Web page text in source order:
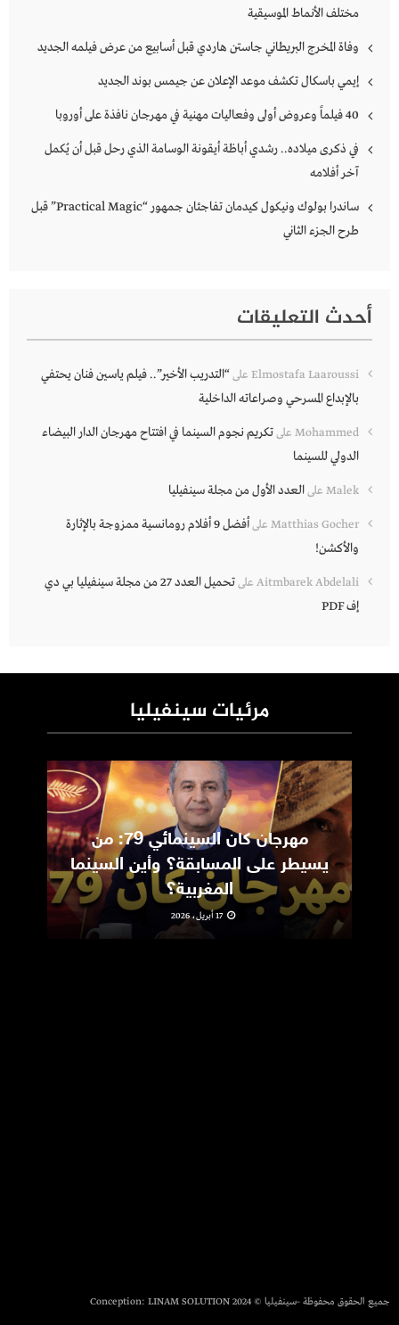
مختلف الأنماط الموسيقية
وفاة المخرج البريطاني جاستن هاردي قبل أسابيع من عرض فيلمه الجديد
إيمي باسكال تكشف موعد الإعلان عن جيمس بوند الجديد
40 فيلماً وعروض أولى وفعاليات مهنية في مهرجان نافذة على أوروبا
في ذكرى ميلاده.. رشدي أباظة أيقونة الوسامة الذي رحل قبل أن يُكمل
آخر أفلامه
ساندرا بولوك ونيكول كيدمان تفاجئان جمهور “Practical Magic” قبل
طرح الجزء الثاني
أحدث التعليقات
Elmostafa Laaroussi على“التدريب الأخير”.. فيلم ياسين فنان يحتفي
بالإبداع المسرحي وصراعاته الداخلية
Mohammed علىتكريم نجوم السينما في افتتاح مهرجان الدار البيضاء
الدولي للسينما
Malek علىالعدد الأول من مجلة سينفيليا
Matthias Gocher على
أفضل 9 أفلام رومانسية ممزوجة بالإثارة
والأكشن!
Aitmbarek Abdelali على
تحميل العدد 27 من مجلة سينفيليا بي دي
إف PDF
مرئيات سينفيليا
مهرجان كان السينمائي 79: من
يسيطر على المسابقة؟ وأين السينما
المغربية؟
17 أبريل، 2026
جميع الحقوق محفوظة -سينفيليا © 2024 Conception: LINAM SOLUTION